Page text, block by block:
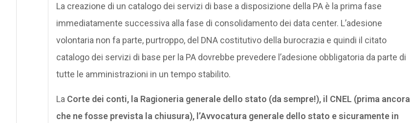
La creazione di un catalogo dei servizi di base a disposizione della PA è la prima fase
immediatamente successiva alla fase di consolidamento dei data center. L’adesione
volontaria non fa parte, purtroppo, del DNA costitutivo della burocrazia e quindi il citato
catalogo dei servizi di base per la PA dovrebbe prevedere l’adesione obbligatoria da parte di
tutte le amministrazioni in un tempo stabilito.
La Corte dei conti, la Ragioneria generale dello stato (da sempre!), il CNEL (prima ancora
che ne fosse prevista la chiusura), l’Avvocatura generale dello stato e sicuramente in